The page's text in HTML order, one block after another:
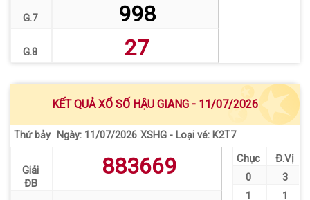
G.7 998
G.8 27
KẾT QUẢ XỔ SỐ HẬU GIANG - 11/07/2026
Thứ bảy Ngày: 11/07/2026 XSHG - Loại vé: K2T7
Giải
ĐB
883669
Chục
Đ.Vị
0
3
1
1